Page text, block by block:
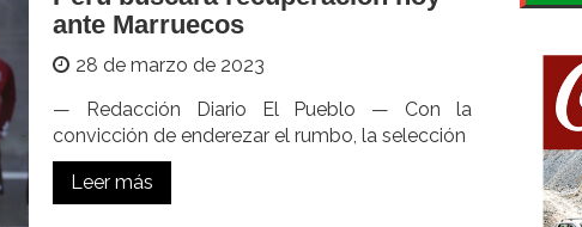
ante Marruecos
28 de marzo de 2023
— Redacción Diario El Pueblo — Con la
convicción de enderezar el rumbo, la selección
Leer más